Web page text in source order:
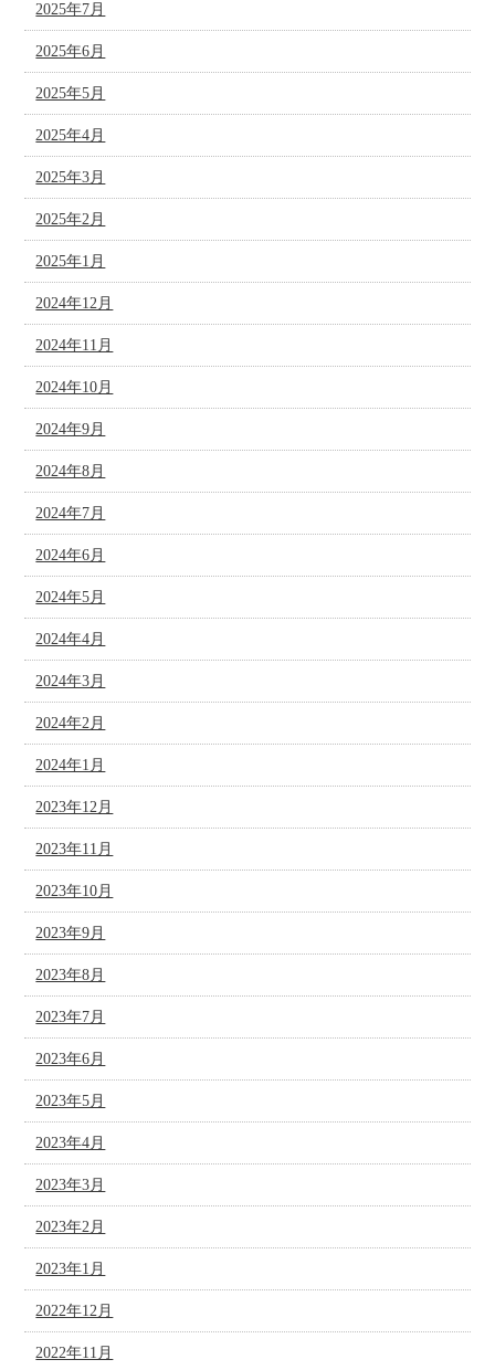
2025年7月
2025年6月
2025年5月
2025年4月
2025年3月
2025年2月
2025年1月
2024年12月
2024年11月
2024年10月
2024年9月
2024年8月
2024年7月
2024年6月
2024年5月
2024年4月
2024年3月
2024年2月
2024年1月
2023年12月
2023年11月
2023年10月
2023年9月
2023年8月
2023年7月
2023年6月
2023年5月
2023年4月
2023年3月
2023年2月
2023年1月
2022年12月
2022年11月